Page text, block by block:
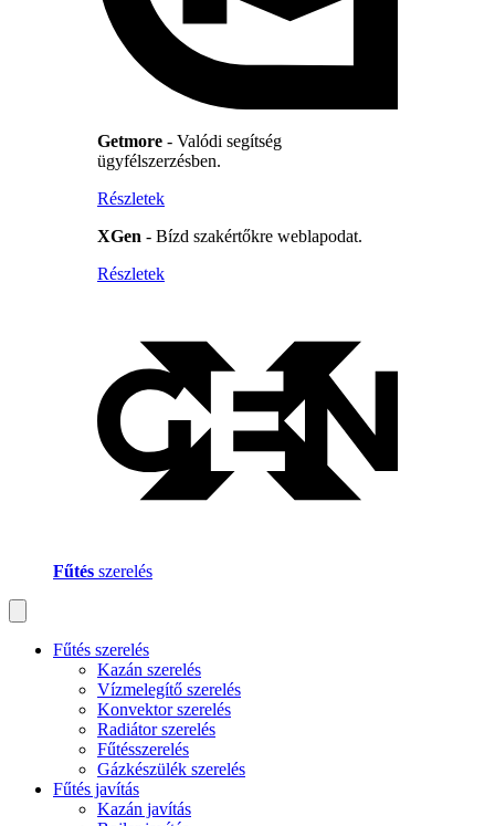
Getmore - Valódi segítség
ügyfélszerzésben.
Részletek
XGen - Bízd szakértőkre weblapodat.
Részletek
Fűtés szerelés
Fűtés szerelés
Kazán szerelés
Vízmelegítő szerelés
Konvektor szerelés
Radiátor szerelés
Fűtésszerelés
Gázkészülék szerelés
Fűtés javítás
Kazán javítás